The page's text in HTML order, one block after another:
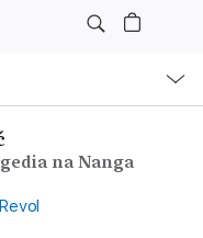
na Nanga